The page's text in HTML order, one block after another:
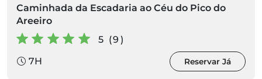
Caminhada da Escadaria ao Céu do Pico do
Areeiro
5 (9)
7H
Reservar Já